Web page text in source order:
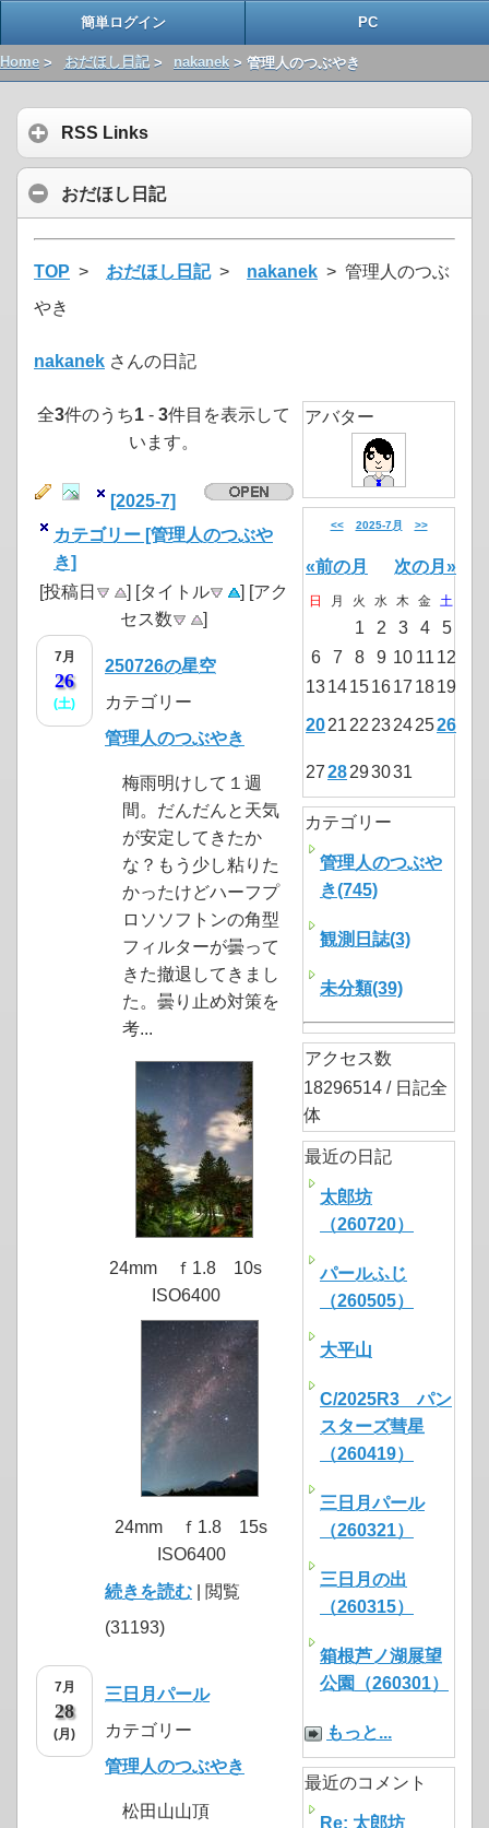
簡単ログイン PC
Home > おだほし日記> nakanek > 管理人のつぶやき
RSS Links
おだほし日記
TOP > おだほし日記> nakanek > 管理人のつぶ
やき
nakanek さんの日記
全3件のうち1 - 3件目を表示して
います。
[2025-7]
カテゴリー [管理人のつぶや
き]
[投稿日
] [タイトル
] [アク
セス数
]
7月
26
(土)
250726の星空
カテゴリー
管理人のつぶやき
梅雨明けして１週
間。だんだんと天気
が安定してきたか
な？もう少し粘りた
かったけどハーフプ
ロソソフトンの角型
フィルターが曇って
きた撤退してきまし
た。曇り止め対策を
考...
24mm ｆ1.8 10s
ISO6400
24mm ｆ1.8 15s
ISO6400
続きを読む | 閲覧
(31193)
7月
28
(月)
三日月パール
カテゴリー
管理人のつぶやき
松田山山頂
アバター
<< 2025-7月 >>
«前の月 次の月»
日 月 火 水 木 金 土
1 2 3 4
5
6
7 8 9 10 11 12
1314151617 1819
2021 22 23242526
2728293031
カテゴリー
管理人のつぶや
き(745)
観測日誌(3)
未分類(39)
アクセス数
18296514 / 日記全
体
最近の日記
太郎坊
（260720）
パールふじ
（260505）
大平山
C/2025R3 パン
スターズ彗星
（260419）
三日月パール
（260321）
三日月の出
（260315）
箱根芦ノ湖展望
公園（260301）
もっと...
最近のコメント
Re: 太郎坊